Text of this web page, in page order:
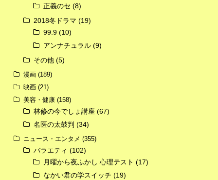
正義のセ (8)
2018冬ドラマ (19)
99.9 (10)
アンナチュラル (9)
その他 (5)
漫画 (189)
映画 (21)
美容・健康 (158)
林修の今でしょ講座 (67)
名医の太鼓判 (34)
ニュース・エンタメ (355)
バラエティ (102)
月曜から夜ふかし 心理テスト (17)
なかい君の学スイッチ (19)